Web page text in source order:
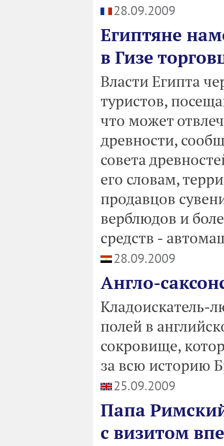
28.09.2009
Египтяне
в Гизе
Власти Египта
туристов,
что может
древности,
совета
его словам,
продавцов
верблюдов и
средств -
28.09.2009
Англо-
Кладоискатель-
полей в
сокровище,
за всю историю
25.09.2009
Папа
с визитом